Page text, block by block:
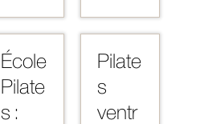
École
Pilate
s :
Pilate
s
ventr